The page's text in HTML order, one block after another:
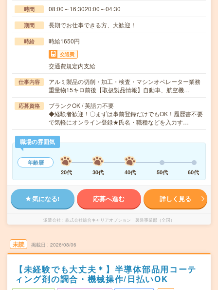
時間 08:00～16:3020:00～04:30
期間 長期でお仕事できる方、大歓迎！
時給 時給1650円
交通費
交通費規定内支給
仕事内容
アルミ製品の切削・加工・検査・マシンオペレーター業務
重量物15キロ前後【取扱製品情報】自動車、航空機…
応募資格
ブランクOK / 英語力不要
◆経験者歓迎！〇まずは事前登録だけでもOK！履歴書不要
で気軽にオンライン登録★氏名・職種などを入力す…
職場の雰囲気
年齢層
20代
30代 40代 50代 60代
気になる! 応募へ進む 詳しく見る
派遣会社 株式会社綜合キャリアオプション 製造事業部（全国）
未読 掲載日 2026/08/06
【未経験でも大丈夫＊】半導体部品用コーテ
ィング剤の調合・機械操作/日払いOK